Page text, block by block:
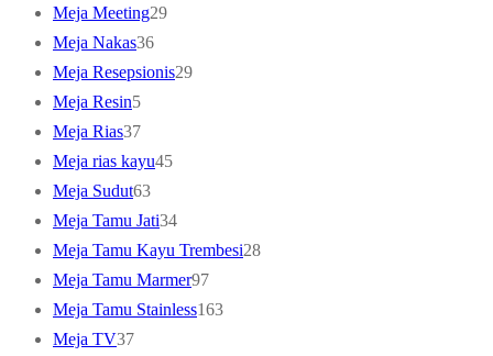
Meja Meeting2929
Meja Nakas3636
products
Meja Resepsionis2929
Meja Resin55
products
Meja Rias3737
products
Meja rias kayu4545
Meja Sudut6363
products
Meja Tamu Jati3434
products
Meja Tamu Kayu Trembesi2828
Meja Tamu Marmer9797
products
Meja Tamu Stainless163163
Meja TV3737